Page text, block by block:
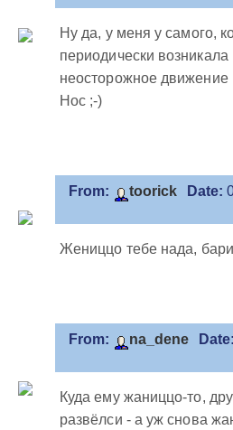
Ну да, у меня у самого,
периодически
неосторожное
Нос ;-)
From: toorick Date:
Жениццо тебе нада,
From: na_dene Date:
Куда ему жаниццо-то,
развёлси - а уж снова